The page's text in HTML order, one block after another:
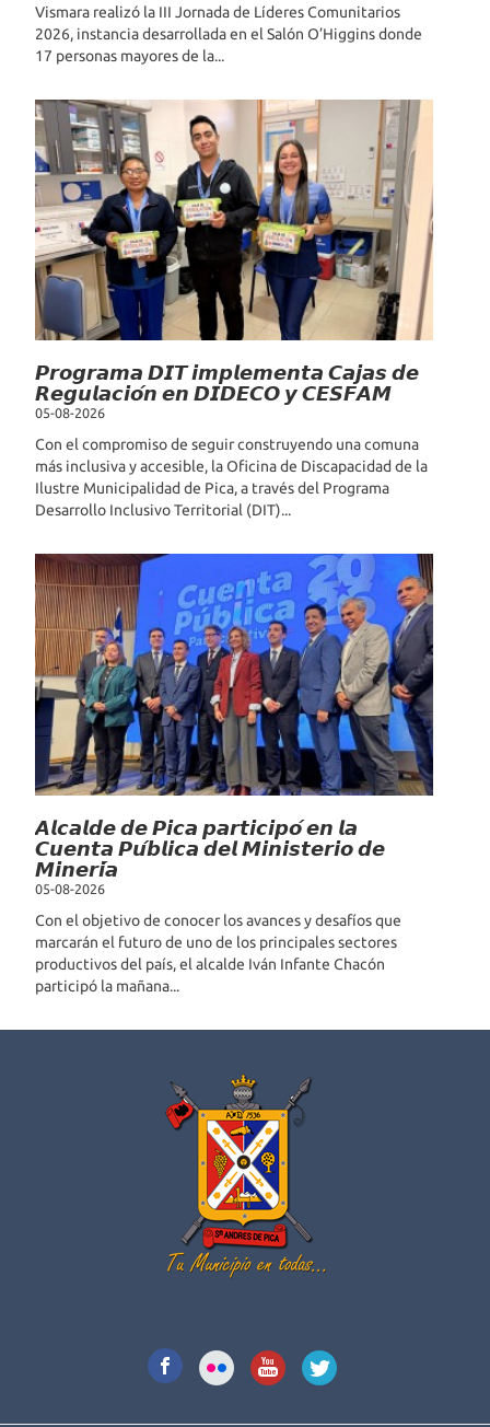
Vismara realizó la III Jornada de Líderes Comunitarios
2026, instancia desarrollada en el Salón O’Higgins donde
17 personas mayores de la...
𝙋𝙧𝙤𝙜𝙧𝙖𝙢𝙖 𝘿𝙄𝙏 𝙞𝙢𝙥𝙡𝙚𝙢𝙚𝙣𝙩𝙖 𝘾𝙖𝙟𝙖𝙨 𝙙𝙚
𝙍𝙚𝙜𝙪𝙡𝙖𝙘𝙞𝙤́𝙣 𝙚𝙣 𝘿𝙄𝘿𝙀𝘾𝙊 𝙮 𝘾𝙀𝙎𝙁𝘼𝙈
05-08-2026
Con el compromiso de seguir construyendo una comuna
más inclusiva y accesible, la Oficina de Discapacidad de la
Ilustre Municipalidad de Pica, a través del Programa
Desarrollo Inclusivo Territorial (DIT)...
𝘼𝙡𝙘𝙖𝙡𝙙𝙚 𝙙𝙚 𝙋𝙞𝙘𝙖 𝙥𝙖𝙧𝙩𝙞𝙘𝙞𝙥𝙤́ 𝙚𝙣 𝙡𝙖
𝘾𝙪𝙚𝙣𝙩𝙖 𝙋𝙪́𝙗𝙡𝙞𝙘𝙖 𝙙𝙚𝙡 𝙈𝙞𝙣𝙞𝙨𝙩𝙚𝙧𝙞𝙤 𝙙𝙚
𝙈𝙞𝙣𝙚𝙧𝙞́𝙖
05-08-2026
Con el objetivo de conocer los avances y desafíos que
marcarán el futuro de uno de los principales sectores
productivos del país, el alcalde Iván Infante Chacón
participó la mañana...